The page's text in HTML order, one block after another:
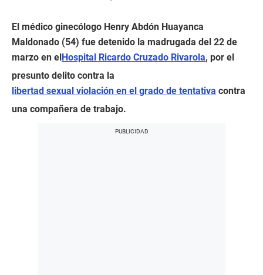
El médico ginecólogo Henry Abdón Huayanca
Maldonado (54) fue detenido la madrugada del 22 de
marzo en elHospital Ricardo Cruzado Rivarola, por el
presunto delito contra la
libertad sexual violación en el grado de tentativa contra
una compañera de trabajo.